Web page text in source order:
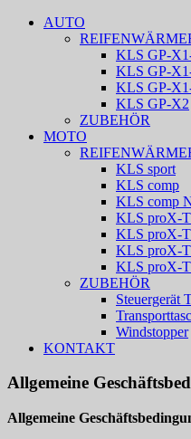
AUTO
KLS GP-
KLS GP-
KLS GP-
KLS GP-X2
ZUBEHÖR
MOTO
KLS sport
KLS comp
KLS comp
KLS proX-
KLS proX-
KLS proX-
KLS proX-
ZUBEHÖR
Steuergerät
Windstopper
KONTAKT
Allgemeine
Allgemeine